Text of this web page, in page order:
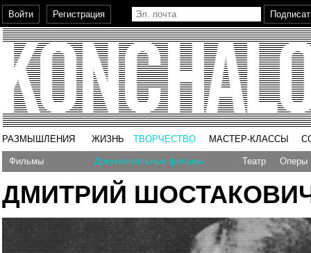
РАЗМЫШЛЕНИЯ ЖИЗНЬ ТВОРЧЕСТВО МАСТЕР-КЛАССЫ
Фильмы Документальные фильмы Театр Оперы
ДМИТРИЙ